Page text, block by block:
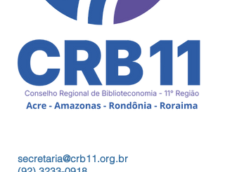
secretaria@crb11.org.br